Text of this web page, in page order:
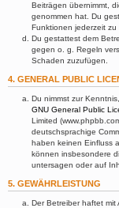
Beiträgen übernimmt,
genommen hat. Du
Funktionen jederzeit zu
Du gestattest dem
gegen o. g. Regeln
Schaden zuzufügen.
4. GENERAL PUBLIC
Du nimmst zur
GNU General Public
Limited
deutschsprachige
haben keinen Einfluss
können insbesondere
untersagen oder auf
5. GEWÄHRLEISTUNG
Der Betreiber haftet